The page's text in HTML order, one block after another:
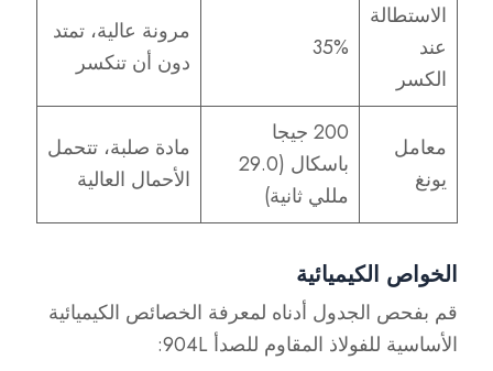
الاستطالة
عند
الكسر
35%
مرونة عالية، تمتد
دون أن تنكسر
معامل
يونغ
200 جيجا
باسكال (29.0
مللي ثانية)
مادة صلبة، تتحمل
الأحمال العالية
الخواص الكيميائية
قم بفحص الجدول أدناه لمعرفة الخصائص الكيميائية
الأساسية للفولاذ المقاوم للصدأ 904L: